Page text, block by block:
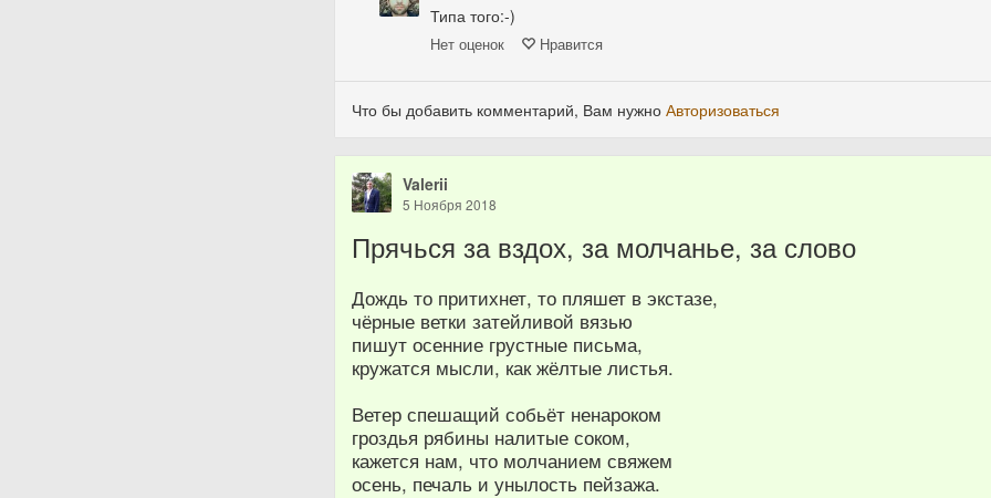
Типа того:-)
Нет оценок Нравится
Что бы добавить комментарий, Вам нужноАвторизоваться
Valerii
5 Ноября 2018
Прячься за вздох, за молчанье, за слово
Дождь то притихнет, то пляшет в экстазе,
чёрные ветки затейливой вязью
пишут осенние грустные письма,
кружатся мысли, как жёлтые листья.
Ветер спешащий собьёт ненароком
гроздья рябины налитые соком,
кажется нам, что молчанием свяжем
осень, печаль и унылость пейзажа.